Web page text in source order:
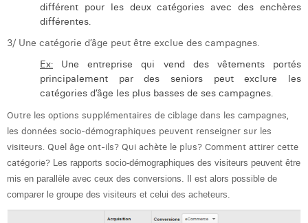
Matthias Langenaeker
Ninon Chevalier
Olivia Lohest
Pieter Maesmans
Sebastiaan Reeskamp
Sven Bosschem
Thomas Kurevic
Thomas Riis
différent pour les deux catégories avec des enchères
différentes.
3/ Une catégorie d’âge peut être exclue des campagnes.
Ex: Une entreprise qui vend des vêtements portés
principalement par des seniors peut exclure les
catégories d’âge les plus basses de ses campagnes.
Outre les options supplémentaires de ciblage dans les campagnes,
les données socio-démographiques peuvent renseigner sur les
visiteurs. Quel âge ont-ils? Qui achète le plus? Comment attirer cette
catégorie? Les rapports socio-démographiques des visiteurs peuvent être
mis en parallèle avec ceux des conversions. Il est alors possible de
comparer le groupe des visiteurs et celui des acheteurs.